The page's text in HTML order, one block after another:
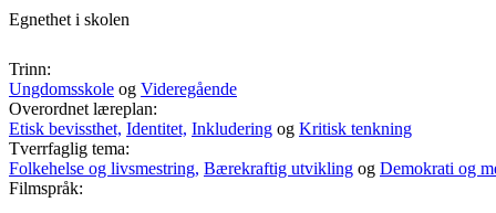
Egnethet i skolen
Trinn:
Ungdomsskole og Videregående
Overordnet læreplan:
Etisk bevissthet, Identitet, Inkludering og Kritisk tenkning
Tverrfaglig tema:
Folkehelse og livsmestring, Bærekraftig utvikling og Demokrati og
Filmspråk: